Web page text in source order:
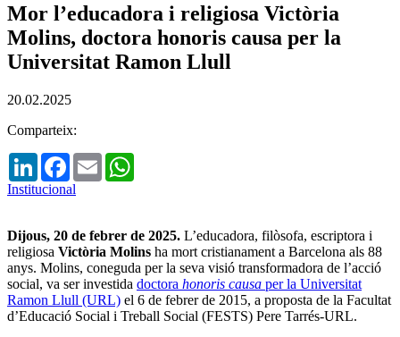
Mor l’educadora i religiosa Victòria
Molins, doctora honoris causa per la
Universitat Ramon Llull
20.02.2025
Comparteix:
LinkedInFacebook
Email
Institucional
Dijous, 20 de febrer de 2025. L’educadora, filòsofa, escriptora i
religiosa Victòria Molins ha mort cristianament a Barcelona als 88
anys. Molins, coneguda per la seva visió transformadora de l’acció
social, va ser investida doctora honoris causa per la Universitat
Ramon Llull (URL) el 6 de febrer de 2015, a proposta de la Facultat
d’Educació Social i Treball Social (FESTS) Pere Tarrés-URL.